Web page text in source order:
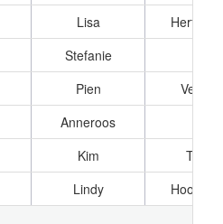
Lisa
Hertog,
Stefanie
Pien
Anneroos
Kim
Troost
Lindy